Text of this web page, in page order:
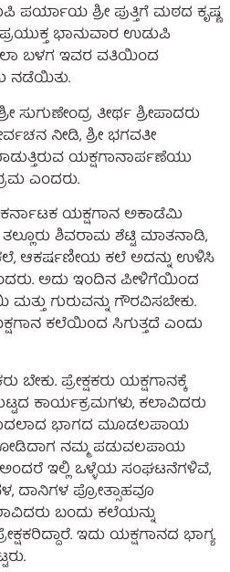
ಪರ್ಯಾಯ ಶ್ರೀ ಪುತ್ತಿಗೆ ಮಠದ ಕೃಷ್ಣ
ಭಾನುವಾರ ಉಡುಪಿ
ಬಳಗ ಇವರ ವತಿಯಿಂದ
ನಡೆಯಿತು.
ತೀರ್ಥ ಶ್ರೀಪಾದರು
ನೀಡಿ, ಶ್ರೀ ಭಗವತೀ
ಯಕ್ಷಗಾನಾರ್ಪಣೆಯು
ಎಂದರು.
ಯಕ್ಷಗಾನ ಅಕಾಡೆಮಿ
ಶಿವರಾಮ ಶೆಟ್ಟಿ ಮಾತನಾಡಿ,
ಆಕರ್ಷಣೀಯ ಕಲೆ ಅದನ್ನು ಉಳಿಸಿ
ಅದು ಇಂದಿನ ಪೀಳಿಗೆಯಿಂದ
ಗುರುವನ್ನು ಗೌರವಿಸಬೇಕು.
ಕಲೆಯಿಂದ ಸಿಗುತ್ತದೆ ಎಂದು
ಪ್ರೇಕ್ಷಕರು ಯಕ್ಷಗಾನಕ್ಕೆ
ಕಾರ್ಯಕ್ರಮಗಳು, ಕಲಾವಿದರು
ಭಾಗದ ಮೂಡಲಪಾಯ
ನಮ್ಮ ಪಡುವಲಪಾಯ
ಇಲ್ಲಿ ಒಳ್ಳೆಯ ಸಂಘಟನೆಗಳಿವೆ,
ದಾನಿಗಳ ಪ್ರೋತ್ಸಾಹವೂ
ಬಂದು ಕಲೆಯನ್ನು
ಇದು ಯಕ್ಷಗಾನದ ಭಾಗ್ಯ